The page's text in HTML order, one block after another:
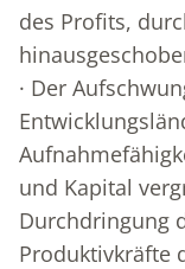
des Profits,
· Der
und Kapital
Durchdringung
Produktivkräfte